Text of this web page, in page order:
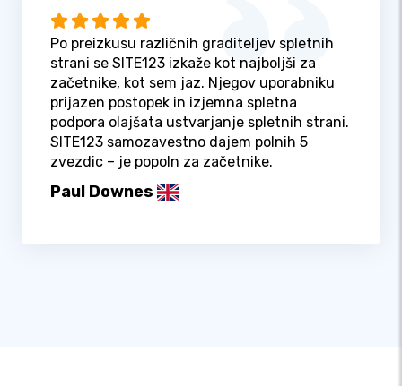
Po preizkusu različnih graditeljev spletnih
strani se SITE123 izkaže kot najboljši za
začetnike, kot sem jaz. Njegov uporabniku
prijazen postopek in izjemna spletna
podpora olajšata ustvarjanje spletnih strani.
SITE123 samozavestno dajem polnih 5
zvezdic – je popoln za začetnike.
Paul Downes